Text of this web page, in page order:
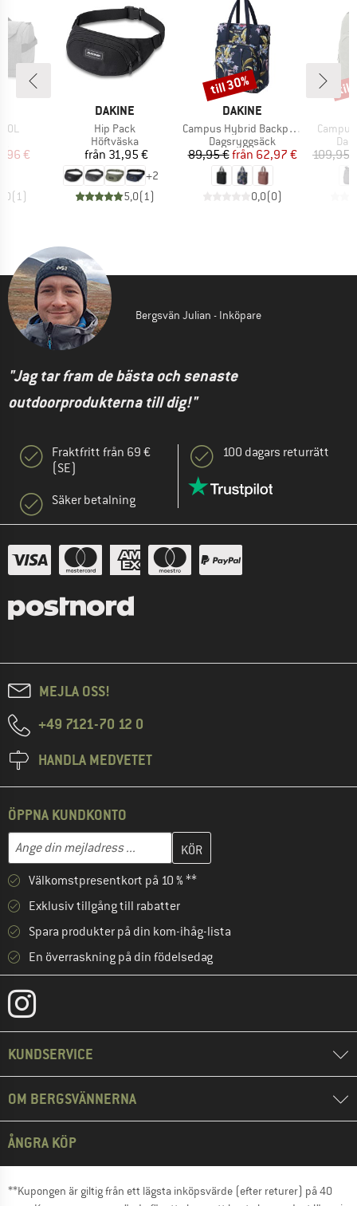
pris
€
(1)
VARUMÄRKE
DAKINE
Produkter
Hip Pack
Produktgrupp
Höftväska
Pris
från 31,95 €
+2
5,0(1)
VARUMÄRKE
DAKINE
Produkter
Campus Hybrid Backpack 26
Produktgrupp
Dagsryggsäck
Pris
89,95 € Reducerat pris
från 62,97 €
0,0(0)
Rabatt
till 30%
109,95
till
Bergsvän Julian - Inköpare
"Jag tar fram de bästa och senaste
outdoorprodukterna till dig!"
Fraktfritt från 69 €
(SE)
Säker betalning
100 dagars returrätt
MEJLA OSS!
+49 7121-70 12 0
HANDLA MEDVETET
ÖPPNA KUNDKONTO
Mejladress
Skriv in din e-postadress här och skapa ditt kundkonto i nästa
Välkomstpresentkort på 10 % **
Exklusiv tillgång till rabatter
Spara produkter på din kom-ihåg-lista
En överraskning på din födelsedag
KUNDSERVICE
OM BERGSVÄNNERNA
ÅNGRA KÖP
**Kupongen är giltig från ett lägsta inköpsvärde (efter returer) på 40